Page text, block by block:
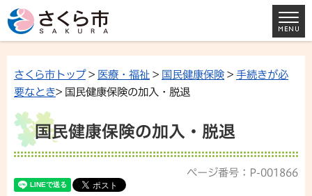
さくら市トップ> 医療・福祉 > 国民健康保険 > 手続きが必
要なとき> 国民健康保険の加入・脱退
国民健康保険の加入・脱退
ページ番号：P-001866